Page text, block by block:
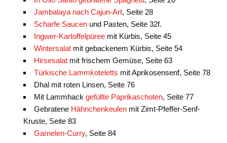
Jambalaya nach Cajun-Art, Seite 28
Scharfe Saucenund Pasten, Seite 32f.
Ingwer-Kartoffelpüree mit Kürbis, Seite 45
Wintersalat mit gebackenem Kürbis, Seite 54
Hirsesalatmit frischem Gemüse, Seite 63
Türkische Lammkoteletts mit Aprikosensenf, Seite 78
Dhal mit roten Linsen, Seite 76
Mit Lammhack gefüllte Paprikaschoten, Seite 77
Gebratene Hähnchenkeulenmit Zimt-Pfeffer-Senf-
Kruste, Seite 83
Garnelen-Curry, Seite 84